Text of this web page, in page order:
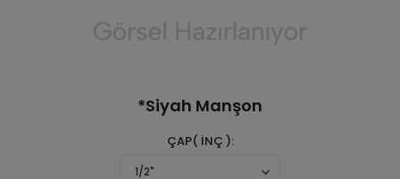
*Siyah Manşon
ÇAP( İNÇ )